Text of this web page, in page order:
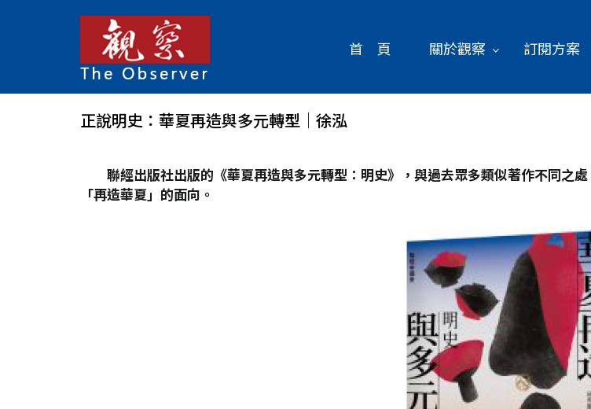
首 頁 關於觀察 訂閱方案
正說明史：華夏再造與多元轉型│徐泓
聯經出版社出版的《華夏再造與多元轉型：明史》，與過去眾多類似著作不同之
「再造華夏」的面向。